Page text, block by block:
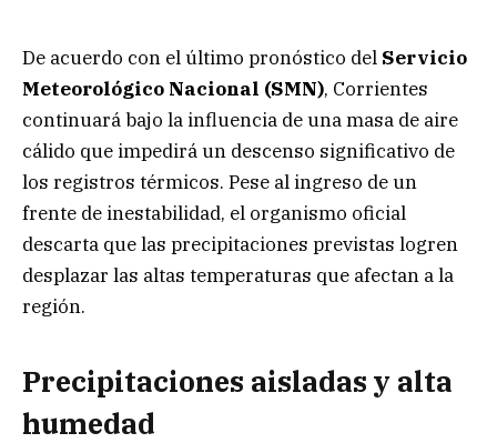
De acuerdo con el último pronóstico del Servicio
Meteorológico Nacional (SMN), Corrientes
continuará bajo la influencia de una masa de aire
cálido que impedirá un descenso significativo de
los registros térmicos. Pese al ingreso de un
frente de inestabilidad, el organismo oficial
descarta que las precipitaciones previstas logren
desplazar las altas temperaturas que afectan a la
región.
Precipitaciones aisladas y alta
humedad